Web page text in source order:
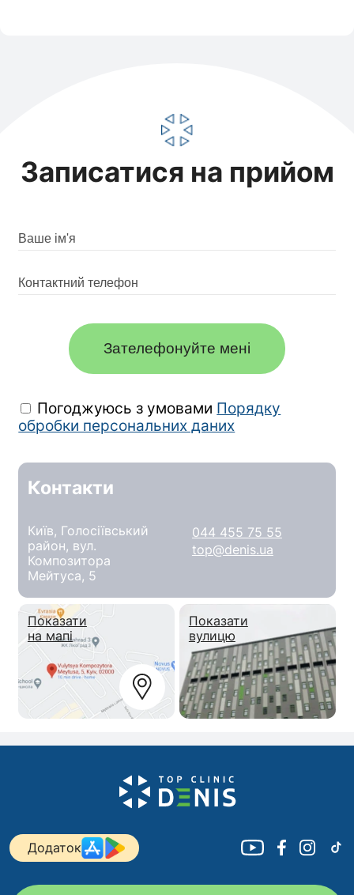
Записатися на прийом
Зателефонуйте мені
Погоджуюсь з умовами Порядку
обробки персональних даних
Контакти
Київ, Голосіївський
район, вул.
Композитора
Мейтуса, 5
044 455 75 55
top@denis.ua
Показати
на мапі
Показати
вулицю
Додаток